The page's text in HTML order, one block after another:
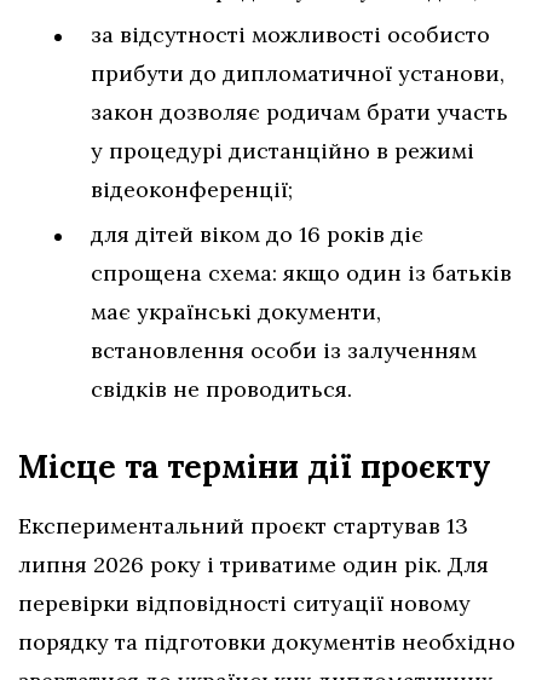
за відсутності можливості особисто
прибути до дипломатичної установи,
закон дозволяє родичам брати участь
у процедурі дистанційно в режимі
відеоконференції;
для дітей віком до 16 років діє
спрощена схема: якщо один із батьків
має українські документи,
встановлення особи із залученням
свідків не проводиться.
Місце та терміни дії проєкту
Експериментальний проєкт стартував 13
липня 2026 року і триватиме один рік. Для
перевірки відповідності ситуації новому
порядку та підготовки документів необхідно